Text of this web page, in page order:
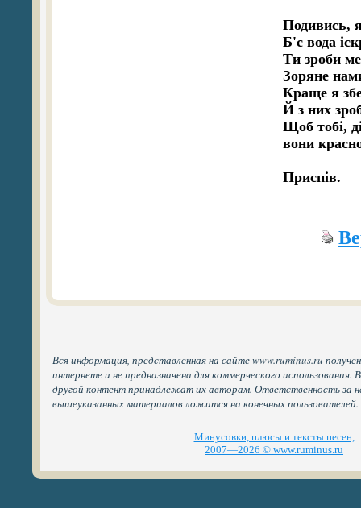
Подивись,
Б'є вода
Ти зроби
Зоряне
Краще я
Й з них
Щоб тобі,
вони
Приспів.
Вся информация, представленная на сайте www.ruminus.ru
интернете и не предназначена для коммерческого
другой контент принадлежат их авторам. Ответственность за
вышеуказанных материалов ложится на конечных пользователей.
Минусовки, плюсы и тексты песен,
2007—2026 © www.ruminus.ru